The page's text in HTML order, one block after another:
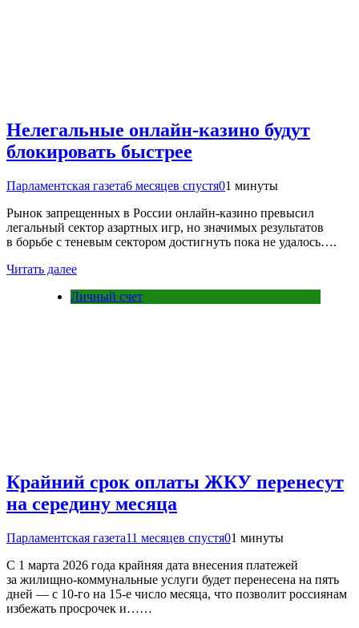
Нелегальные онлайн-казино будут
блокировать быстрее
Парламентская газета6 месяцев спустя01 минуты
Рынок запрещенных в России онлайн-казино превысил
легальный сектор азартных игр, но значимых результатов
в борьбе с теневым сектором достигнуть пока не удалось….
Читать далее
Личный счет
Крайний срок оплаты ЖКУ перенесут
на середину месяца
Парламентская газета11 месяцев спустя01 минуты
С 1 марта 2026 года крайняя дата внесения платежей
за жилищно-коммунальные услуги будет перенесена на пять
дней — с 10-го на 15-е число месяца, что позволит россиянам
избежать просрочек и……